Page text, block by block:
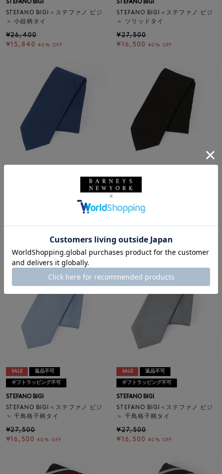
STEFANO BIGI
STEFANO BIGI＜ステファノ ビジ
＞ 小紋柄タイ
¥26,400
¥15,840 40% OFF
STEFANO BIGI
STEFANO BIGI＜ステファノ ビジ
＞ ソリッドタイ
¥27,500
¥16,500 40% OFF
STEFANO BIGI＜ステファノ ビジ
40% OFF
ギフトラッピング不可
STEFANO BIGI＜ステファノ ビジ
¥16,500 40% OFF
SALE 返品不可
ギフトラッピング不可
STEFANO BIGI
STEFANO BIGI＜ステファノ ビジ
＞ 千鳥格子柄タイ
¥27,500
¥16,500 40% OFF
SALE 返品不可
ギフトラッピング不可
STEFANO BIGI
STEFANO BIGI＜ステファノ ビジ
＞ 千鳥格子柄タイ
¥27,500
¥16,500 40% OFF